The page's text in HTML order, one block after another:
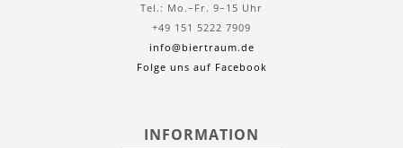
Tel.: Mo.–Fr. 9–15 Uhr
+49 151 5222 7909
info@biertraum.de
Folge uns auf Facebook
INFORMATION